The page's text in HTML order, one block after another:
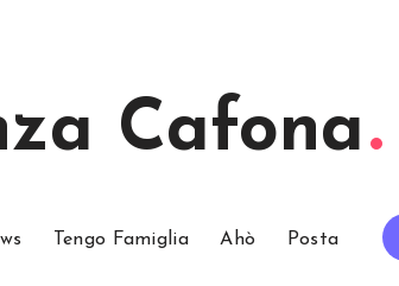
Cafona
Tengo Famiglia Ahò Posta